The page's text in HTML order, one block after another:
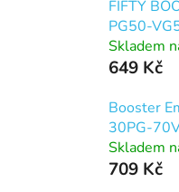
FIFTY
PG50-
Skladem
649 Kč
Booster
30PG-
Skladem
709 Kč